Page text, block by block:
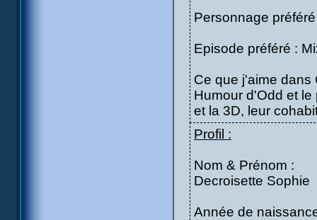
Personnage
Episode préféré :
Ce que j'aime dans
Humour d'Odd et
et la 3D, leur
Profil :
Nom & Prénom :
Decroisette Sophie
Année de